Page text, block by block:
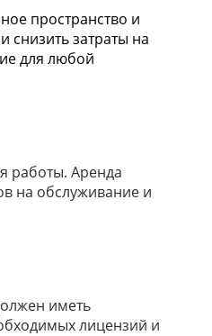
пространство и
снизить затраты на
для любой
работы. Аренда
на обслуживание и
иметь
лицензий и